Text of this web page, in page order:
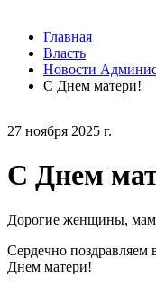
27 ноября 2025 г.
С Днем
Дорогие женщины,
Сердечно поздравляем
Днем матери!
Главная
Власть
Новости
С Днем матери!